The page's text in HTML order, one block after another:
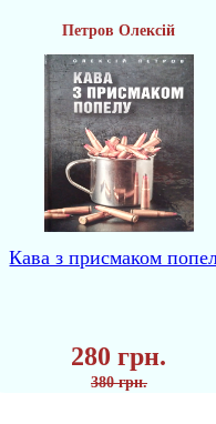
Петров Олексій
Кава з присмаком
280 грн.
380 грн.